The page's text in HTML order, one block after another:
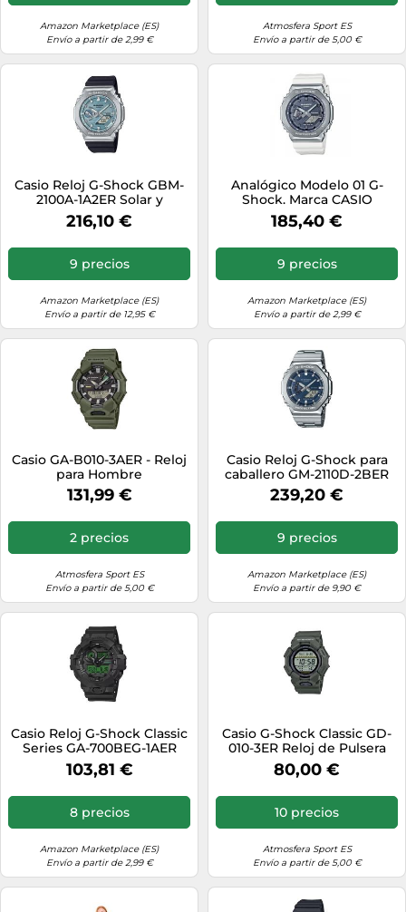
Amazon Marketplace (ES)
Envío a partir de 2,99 €
Atmosfera Sport ES
Envío a partir de 5,00 €
Casio Reloj G-Shock GBM-
2100A-1A2ER Solar y
Bluetooth para hombres
216,10 €
9 precios
Amazon Marketplace (ES)
Envío a partir de 12,95 €
Analógico Modelo 01 G-
Shock. Marca CASIO
185,40 €
9 precios
Amazon Marketplace (ES)
Envío a partir de 2,99 €
Casio GA-B010-3AER - Reloj
para Hombre
131,99 €
2 precios
Atmosfera Sport ES
Envío a partir de 5,00 €
Casio Reloj G-Shock para
caballero GM-2110D-2BER
239,20 €
9 precios
Amazon Marketplace (ES)
Envío a partir de 9,90 €
Casio Reloj G-Shock Classic
Series GA-700BEG-1AER
Negro
103,81 €
8 precios
Amazon Marketplace (ES)
Envío a partir de 2,99 €
Casio G-Shock Classic GD-
010-3ER Reloj de Pulsera
para hombres
80,00 €
10 precios
Atmosfera Sport ES
Envío a partir de 5,00 €